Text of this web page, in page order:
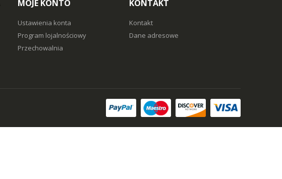
MOJE KONTO
Ustawienia konta
Program lojalnościowy
Przechowalnia
KONTAKT
Kontakt
Dane adresowe